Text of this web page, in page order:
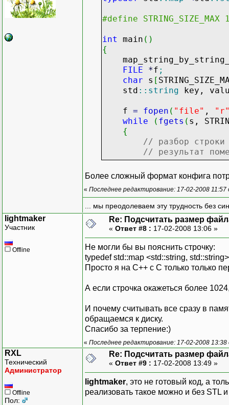
#define STRING_SIZE_MAX
int main ( )
{
FILE
*f ;
char s [
std :: string key,
f = fopen ( "file" ,
while
( fgets ( s,
{
// разбор строки
// результат
// сохраняем
config
]
}
// обращаемся к
value=config[key];
// .....
return 0 ;
Более сложный формат конфига
« Последнее редактирование: 17-02-2008 11:57
... мы преодолеваем эту трудность без
lightmaker
Участник
Offline
Re: Подсчитать размер
« Ответ #8 : 17-02-2008 13:06 »
Не могли бы вы пояснить строчку:
typedef std::map <std::string,
Просто я на С++ с С только только
А если строчка окажеться более
И почему считывать все сразу в
обращаемся к диску.
Спасибо за терпение:)
« Последнее редактирование: 17-02-2008
RXL
Технический
Администратор
Offline
Пол:
Re: Подсчитать размер
« Ответ #9 : 17-02-2008 13:49 »
lightmaker, это не готовый код, а
реализовать такое можно и без STL